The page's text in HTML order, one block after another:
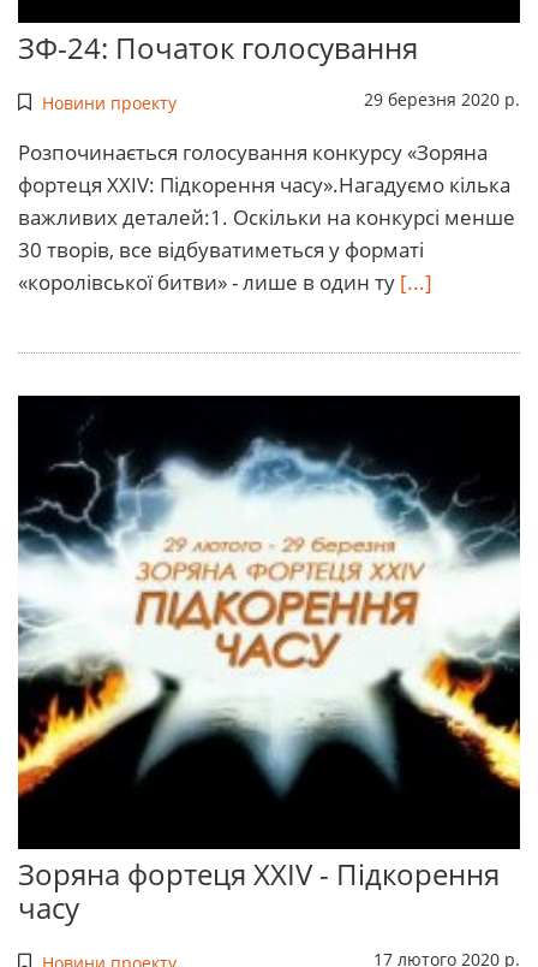
ЗФ-24: Початок голосування
Новини проекту 29 березня 2020 р.
Розпочинається голосування конкурсу «Зоряна
фортеця ХХІV: Підкорення часу».Нагадуємо кілька
важливих деталей:1. Оскільки на конкурсі менше
30 творів, все відбуватиметься у форматі
«королівської битви» - лише в один ту [...]
Зоряна фортеця XXIV - Підкорення
часу
Новини проекту 17 лютого 2020 р.